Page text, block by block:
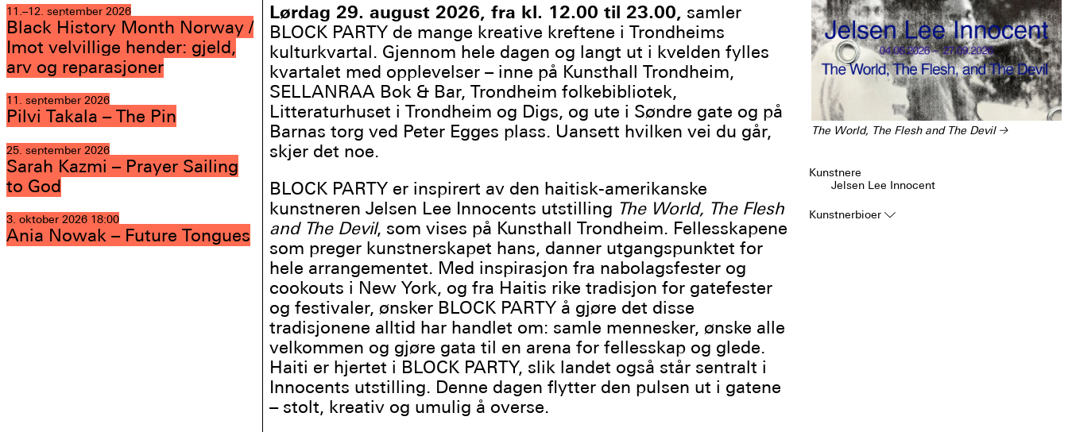
11.–12. september 2026
Black History Month Norway /
Imot velvillige hender: gjeld,
arv og reparasjoner
11. september 2026
Pilvi Takala – The Pin
25. september 2026
Sarah Kazmi – Prayer Sailing
to God
3. oktober 2026 18:00
Ania Nowak – Future Tongues
Lørdag 29. august 2026, fra kl. 12.00 til 23.00, samler
BLOCK PARTY de mange kreative kreftene i Trondheims
kulturkvartal. Gjennom hele dagen og langt ut i kvelden fylles
kvartalet med opplevelser – inne på Kunsthall Trondheim,
SELLANRAA Bok & Bar, Trondheim folkebibliotek,
Litteraturhuset i Trondheim og Digs, og ute i Søndre gate og på
Barnas torg ved Peter Egges plass. Uansett hvilken vei du går,
skjer det noe.
BLOCK PARTY er inspirert av den haitisk-amerikanske
kunstneren Jelsen Lee Innocents utstilling The World, The Flesh
and The Devil, som vises på Kunsthall Trondheim. Fellesskapene
som preger kunstnerskapet hans, danner utgangspunktet for
hele arrangementet. Med inspirasjon fra nabolagsfester og
cookouts i New York, og fra Haitis rike tradisjon for gatefester
og festivaler, ønsker BLOCK PARTY å gjøre det disse
tradisjonene alltid har handlet om: samle mennesker, ønske alle
velkommen og gjøre gata til en arena for fellesskap og glede.
Haiti er hjertet i BLOCK PARTY, slik landet også står sentralt i
Innocents utstilling. Denne dagen flytter den pulsen ut i gatene
– stolt, kreativ og umulig å overse.
The World, The Flesh and The Devil →
Kunstnere
Jelsen Lee Innocent
Kunstnerbioer▿